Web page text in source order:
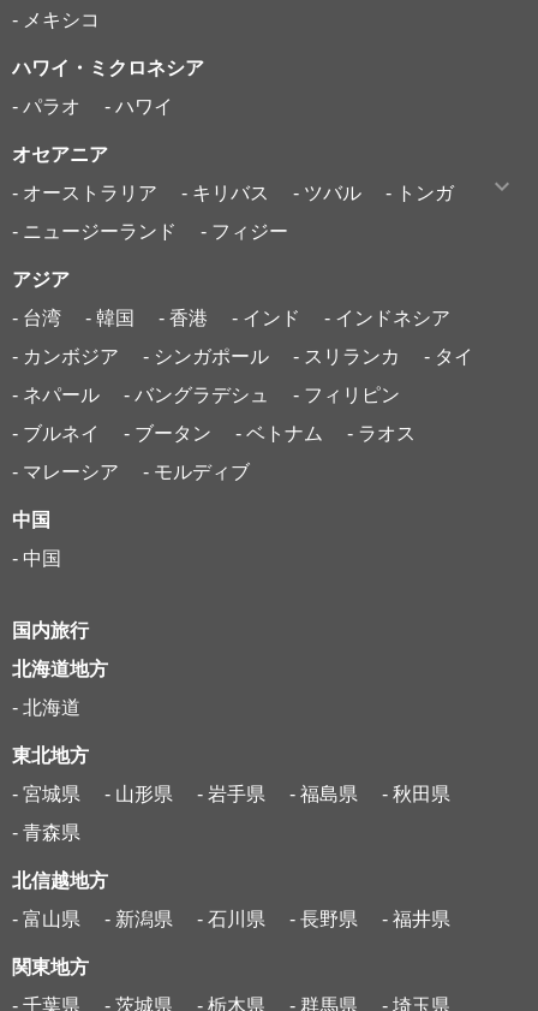
- メキシコ
ハワイ・ミクロネシア
- パラオ
- ハワイ
オセアニア
- オーストラリア
- キリバス - ツバル
- トンガ
- ニュージーランド
- フィジー
アジア
- 台湾
- 韓国 - 香港 - インド
- インドネシア
- カンボジア
- シンガポール - スリランカ
- タイ
- ネパール
- バングラデシュ
- フィリピン
- ブルネイ
- ブータン - ベトナム
- ラオス
- マレーシア
- モルディブ
中国
- 中国
国内旅行
北海道地方
- 北海道
東北地方
- 宮城県
- 山形県 - 岩手県 - 福島県
- 秋田県
- 青森県
北信越地方
- 富山県
- 新潟県 - 石川県 - 長野県 - 福井県
関東地方
- 千葉県
- 茨城県 - 栃木県 - 群馬県
- 埼玉県